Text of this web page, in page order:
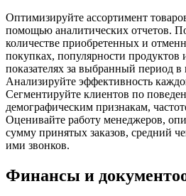
Оптимизируйте ассортимент
помощью аналитических отчетов.
количестве приобретенных и
покупках, популярности
показателях за выбранный период в
Анализируйте эффективность
Сегментируйте клиентов по
демографическим признакам,
Оценивайте работу менеджеров,
сумму принятых заказов, средний
ими звонков.
Финансы и